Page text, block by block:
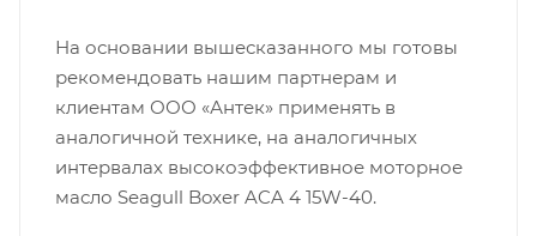
На основании вышесказанного мы готовы
рекомендовать нашим партнерам и
клиентам ООО «Антек» применять в
аналогичной технике, на аналогичных
интервалах высокоэффективное моторное
масло Seagull Boxer ACA 4 15W-40.